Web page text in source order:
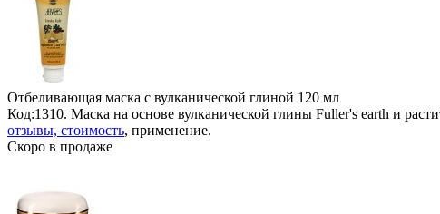
Отбеливающая маска с вулканической глиной 120 мл
Код:1310. Маска на основе вулканической глины Fuller's earth и
отзывы, стоимость, применение.
Скоро в продаже